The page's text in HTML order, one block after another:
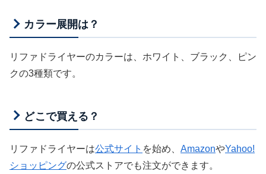
カラー展開は？
リファドライヤーのカラーは、ホワイト、ブラック、ピン
クの3種類です。
どこで買える？
リファドライヤーは公式サイト を始め、 AmazonやYahoo!
ショッピングの公式ストアでも注文ができます。